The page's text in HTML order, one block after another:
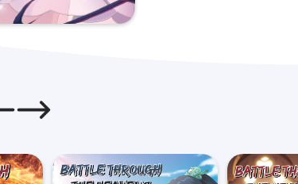
de colis qui vous